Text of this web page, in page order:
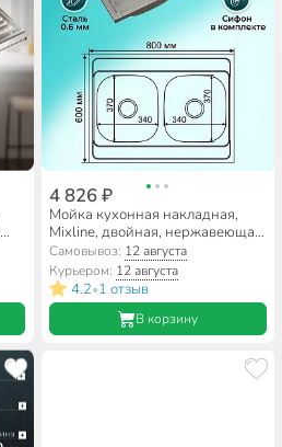
4 826 ₽
Мойка кухонная накладная,
Mixline, двойная, нержавеющая
сталь, 800х600 мм, 0.6 мм, с
сифоном
Самовывоз: 12 августа
Курьером: 12 августа
4.2•1 отзыв
В корзину